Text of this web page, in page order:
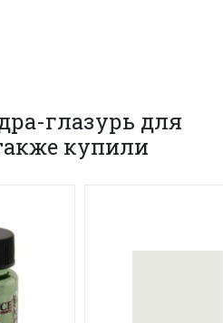
глазурь для
купили